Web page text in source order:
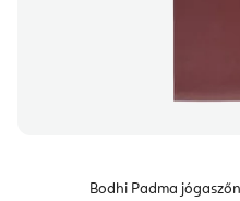
Bodhi Padma